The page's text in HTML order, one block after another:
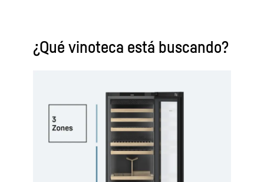
¿Qué vinoteca está buscando?